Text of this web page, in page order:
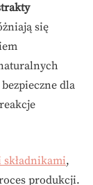
się
dla
,
produkcji.